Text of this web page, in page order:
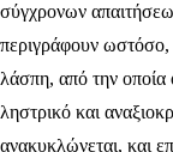
σύγχρονων
περιγράφουν ωστόσο,
λάσπη, από την οποία
ληστρικό και
ανακυκλώνεται, και